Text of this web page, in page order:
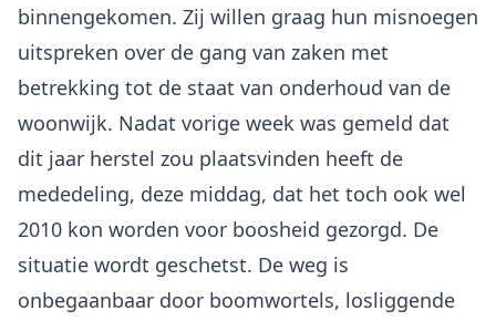
binnengekomen. Zij willen graag hun misnoegen
uitspreken over de gang van zaken met
betrekking tot de staat van onderhoud van de
woonwijk. Nadat vorige week was gemeld dat
dit jaar herstel zou plaatsvinden heeft de
mededeling, deze middag, dat het toch ook wel
2010 kon worden voor boosheid gezorgd. De
situatie wordt geschetst. De weg is
onbegaanbaar door boomwortels, losliggende